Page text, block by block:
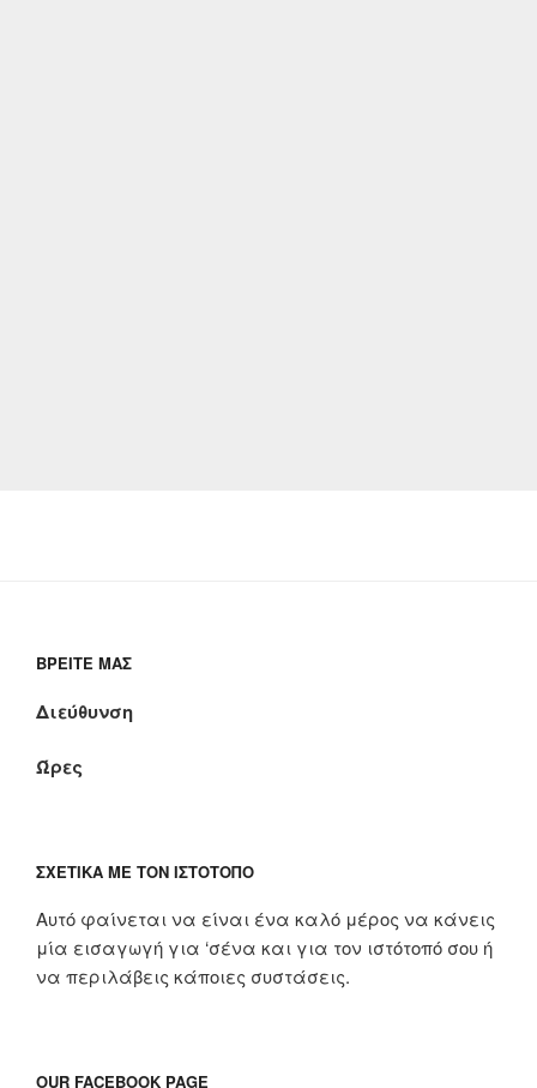
ΒΡΕΊΤΕ ΜΑΣ
Διεύθυνση
Ώρες
ΣΧΕΤΙΚΆ ΜΕ ΤΟΝ ΙΣΤΌΤΟΠΟ
Αυτό φαίνεται να είναι ένα καλό μέρος να κάνεις
μία εισαγωγή για ‘σένα και για τον ιστότοπό σου ή
να περιλάβεις κάποιες συστάσεις.
OUR FACEBOOK PAGE